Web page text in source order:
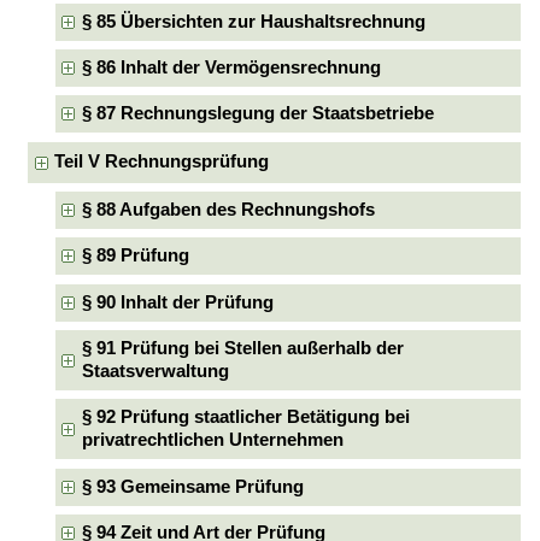
§ 85 Übersichten zur Haushaltsrechnung
§ 86 Inhalt der Vermögensrechnung
§ 87 Rechnungslegung der Staatsbetriebe
Teil V Rechnungsprüfung
§ 88 Aufgaben des Rechnungshofs
§ 89 Prüfung
§ 90 Inhalt der Prüfung
§ 91 Prüfung bei Stellen außerhalb der
Staatsverwaltung
§ 92 Prüfung staatlicher Betätigung bei
privatrechtlichen Unternehmen
§ 93 Gemeinsame Prüfung
§ 94 Zeit und Art der Prüfung